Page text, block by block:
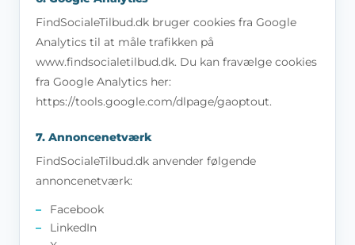
FindSocialeTilbud.dk bruger cookies fra Google
Analytics til at måle trafikken på
www.findsocialetilbud.dk. Du kan fravælge cookies
fra Google Analytics her:
https://tools.google.com/dlpage/gaoptout.
7. Annoncenetværk
FindSocialeTilbud.dk anvender følgende
annoncenetværk:
Facebook
LinkedIn